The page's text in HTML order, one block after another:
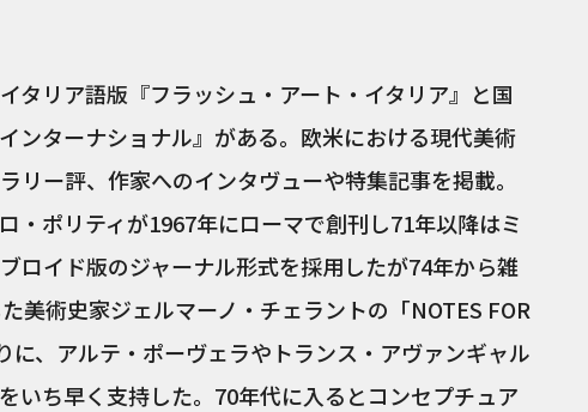
タリア語版『フラッシュ・アート・イタリア』と国
ンターナショナル』がある。欧米における現代美術
リー評、作家へのインタヴューや特集記事を掲載。
・ポリティが1967年にローマで創刊し71年以降はミ
ロイド版のジャーナル形式を採用したが74年から雑
美術史家ジェルマーノ・チェラントの「NOTES FOR
に、アルテ・ポーヴェラやトランス・アヴァンギャル
いち早く支持した。70年代に入るとコンセプチュア